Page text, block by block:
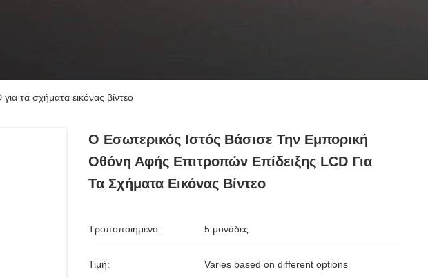
τα σχήματα εικόνας βίντεο
Ο Εσωτερικός Ιστός Βάσισε Την Εμπορική
Οθόνη Αφής Επιτροπών Επίδειξης LCD Για
Τα Σχήματα Εικόνας Βίντεο
Τροποποιημένο: 5 μονάδες
Τιμή: Varies based on different options